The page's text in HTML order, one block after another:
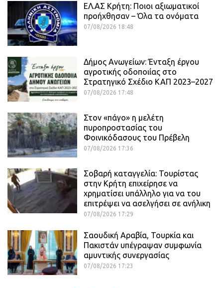
ΕΛ.ΑΣ Κρήτη: Ποιοι αξιωματικοί
προήχθησαν – Όλα τα ονόματα
07/08/2026 18:48
Δήμος Ανωγείων: Ένταξη έργου
αγροτικής οδοποιίας στο
Στρατηγικό Σχέδιο ΚΑΠ 2023–2027
07/08/2026 17:48
Στον «πάγο» η μελέτη
πυροπροστασίας του
Φοινικόδασους του Πρέβελη
07/08/2026 17:36
Σοβαρή καταγγελία: Τουρίστας
στην Κρήτη επιχείρησε να
χρηματίσει υπάλληλο για να του
επιτρέψει να ασελγήσει σε ανήλικη
07/08/2026 17:29
Σαουδική Αραβία, Τουρκία και
Πακιστάν υπέγραψαν συμφωνία
αμυντικής συνεργασίας
07/08/2026 17:23